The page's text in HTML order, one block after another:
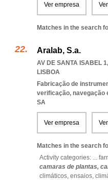
Ver empresa
Matches in the search
Aralab, S.a.
AV DE SANTA ISABEL
LISBOA
Fabricação de
verificação, navegação
SA
Ver empresa
Matches in the search
Activity categories: ...
camaras de plantas,
climáticos, ensaios,